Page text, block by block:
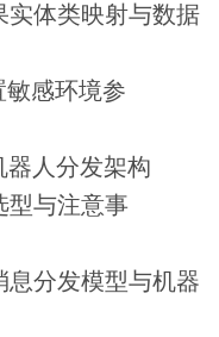
体类映射与数据
感环境参
器人分发架构
与注意事
分发模型与机器